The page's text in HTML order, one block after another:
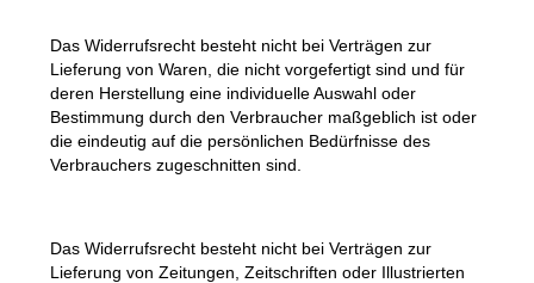
Das Widerrufsrecht besteht nicht bei Verträgen zur
Lieferung von Waren, die nicht vorgefertigt sind und für
deren Herstellung eine individuelle Auswahl oder
Bestimmung durch den Verbraucher maßgeblich ist oder
die eindeutig auf die persönlichen Bedürfnisse des
Verbrauchers zugeschnitten sind.
Das Widerrufsrecht besteht nicht bei Verträgen zur
Lieferung von Zeitungen, Zeitschriften oder Illustrierten